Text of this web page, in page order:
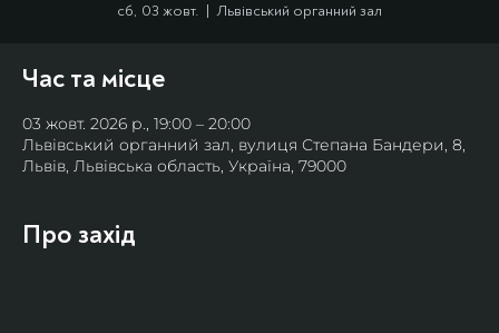
сб, 03 жовт.
  |
Львівський органний зал
Час та місце
03 жовт. 2026 р., 19:00 – 20:00
Львівський органний зал, вулиця Степана Бандери, 8,
Львів, Львівська область, Україна, 79000
Про захід